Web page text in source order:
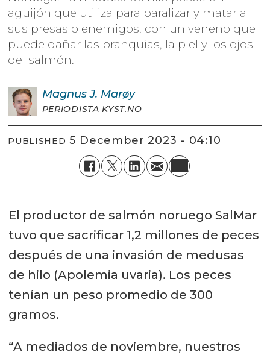
aguijón que utiliza para paralizar y matar a
sus presas o enemigos, con un veneno que
puede dañar las branquias, la piel y los ojos
del salmón.
Magnus J. Marøy
PERIODISTA KYST.NO
PUBLISHED 5 December 2023 - 04:10
El productor de salmón noruego SalMar
tuvo que sacrificar 1,2 millones de peces
después de una invasión de medusas
de hilo (Apolemia uvaria). Los peces
tenían un peso promedio de 300
gramos.
“A mediados de noviembre, nuestros